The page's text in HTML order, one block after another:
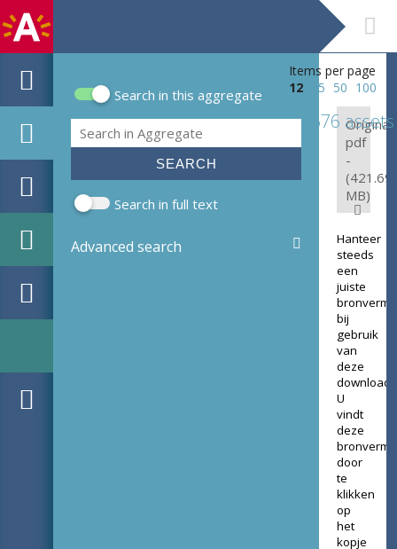
Search form
Search in this aggregate
Search
Search in full text
Advanced search
Items per page
12
25 50 100
676 assets
Original:
pdf
-
(421.69
MB)
Hanteer
steeds
een
juiste
bij
gebruik
van
deze
download.
U
vindt
deze
door
te
klikken
op
het
kopje